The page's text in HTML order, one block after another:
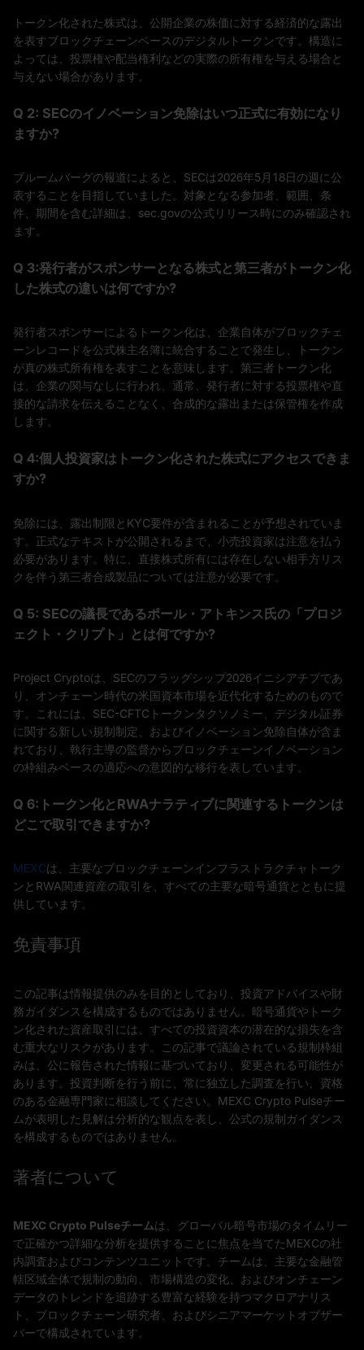
トークン化された株式は、公開企業の株価に対する経済的な露出
を表すブロックチェーンベースのデジタルトークンです。構造に
よっては、投票権や配当権利などの実際の所有権を与える場合と
与えない場合があります。
Q 2: SECのイノベーション免除はいつ正式に有効になり
ますか?
ブルームバーグの報道によると、SECは2026年5月18日の週に公
表することを目指していました。対象となる参加者、範囲、条
件、期間を含む詳細は、sec.govの公式リリース時にのみ確認され
ます。
Q 3:発行者がスポンサーとなる株式と第三者がトークン化
した株式の違いは何ですか?
発行者スポンサーによるトークン化は、企業自体がブロックチェ
ーンレコードを公式株主名簿に統合することで発生し、トークン
が真の株式所有権を表すことを意味します。第三者トークン化
は、企業の関与なしに行われ、通常、発行者に対する投票権や直
接的な請求を伝えることなく、合成的な露出または保管権を作成
します。
Q 4:個人投資家はトークン化された株式にアクセスできま
すか?
免除には、露出制限とKYC要件が含まれることが予想されていま
す。正式なテキストが公開されるまで、小売投資家は注意を払う
必要があります。特に、直接株式所有には存在しない相手方リス
クを伴う第三者合成製品については注意が必要です。
Q 5: SECの議長であるポール・アトキンス氏の「プロジ
ェクト・クリプト」とは何ですか?
Project Cryptoは、SECのフラッグシップ2026イニシアチブであ
り、オンチェーン時代の米国資本市場を近代化するためのもので
す。これには、SEC-CFTCトークンタクソノミー、デジタル証券
に関する新しい規制制定、およびイノベーション免除自体が含ま
れており、執行主導の監督からブロックチェーンイノベーション
の枠組みベースの適応への意図的な移行を表しています。
Q 6:トークン化とRWAナラティブに関連するトークンは
どこで取引できますか?
MEXCは、主要なブロックチェーンインフラストラクチャトーク
ンとRWA関連資産の取引を、すべての主要な暗号通貨とともに提
供しています。
免責事項
この記事は情報提供のみを目的としており、投資アドバイスや財
務ガイダンスを構成するものではありません。暗号通貨やトーク
ン化された資産取引には、すべての投資資本の潜在的な損失を含
む重大なリスクがあります。この記事で議論されている規制枠組
みは、公に報告された情報に基づいており、変更される可能性が
あります。投資判断を行う前に、常に独立した調査を行い、資格
のある金融専門家に相談してください。MEXC Crypto Pulseチー
ムが表明した見解は分析的な観点を表し、公式の規制ガイダンス
を構成するものではありません。
著者について
MEXC Crypto Pulseチームは、グローバル暗号市場のタイムリー
で正確かつ詳細な分析を提供することに焦点を当てたMEXCの社
内調査およびコンテンツユニットです。チームは、主要な金融管
轄区域全体で規制の動向、市場構造の変化、およびオンチェーン
データのトレンドを追跡する豊富な経験を持つマクロアナリス
ト、ブロックチェーン研究者、およびシニアマーケットオブザー
バーで構成されています。